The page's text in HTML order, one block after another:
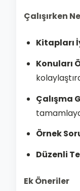
Çalışırken
Kitapları
Konuları
Çalışma
Örnek
Düzenli
Ek Öneriler